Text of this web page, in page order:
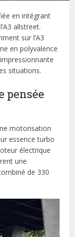
en intégrant
allstreet.
sur l’A3
en polyvalence
situations.
pensée
motorisation
essence turbo
électrique
une
de 330